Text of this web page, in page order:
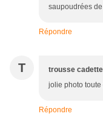
saupoudrées
Répondre
T trousse cadette
jolie photo toute
Répondre